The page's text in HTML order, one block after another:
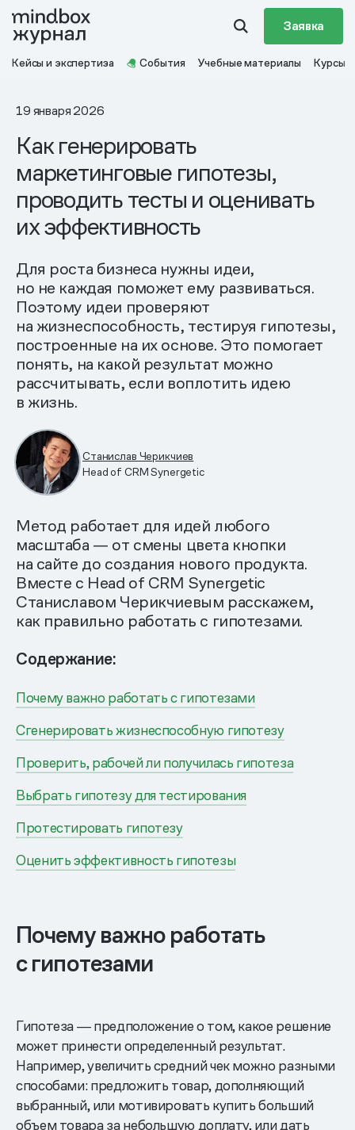
Заявка
Кейсы и экспертиза События Учебные материалы Курсы
19 января 2026
Как генерировать
маркетинговые гипотезы,
проводить тесты и оценивать
их эффективность
Для роста бизнеса нужны идеи,
но не каждая поможет ему развиваться.
Поэтому идеи проверяют
на жизнеспособность, тестируя гипотезы,
построенные на их основе. Это помогает
понять, на какой результат можно
рассчитывать, если воплотить идею
в жизнь.
Станислав Черикчиев
Head of CRM Synergetic
Метод работает для идей любого
масштаба — от смены цвета кнопки
на сайте до создания нового продукта.
Вместе с Head of CRM Synergetic
Станиславом Черикчиевым расскажем,
как правильно работать с гипотезами.
Содержание:
Почему важно работать с гипотезами
Сгенерировать жизнеспособную гипотезу
Проверить, рабочей ли получилась гипотеза
Выбрать гипотезу для тестирования
Протестировать гипотезу
Оценить эффективность гипотезы
Почему важно работать
с гипотезами
Гипотеза ― предположение о том, какое решение
может принести определенный результат.
Например, увеличить средний чек можно разными
способами: предложить товар, дополняющий
выбранный, или мотивировать купить больший
объем товара за небольшую доплату, или дать